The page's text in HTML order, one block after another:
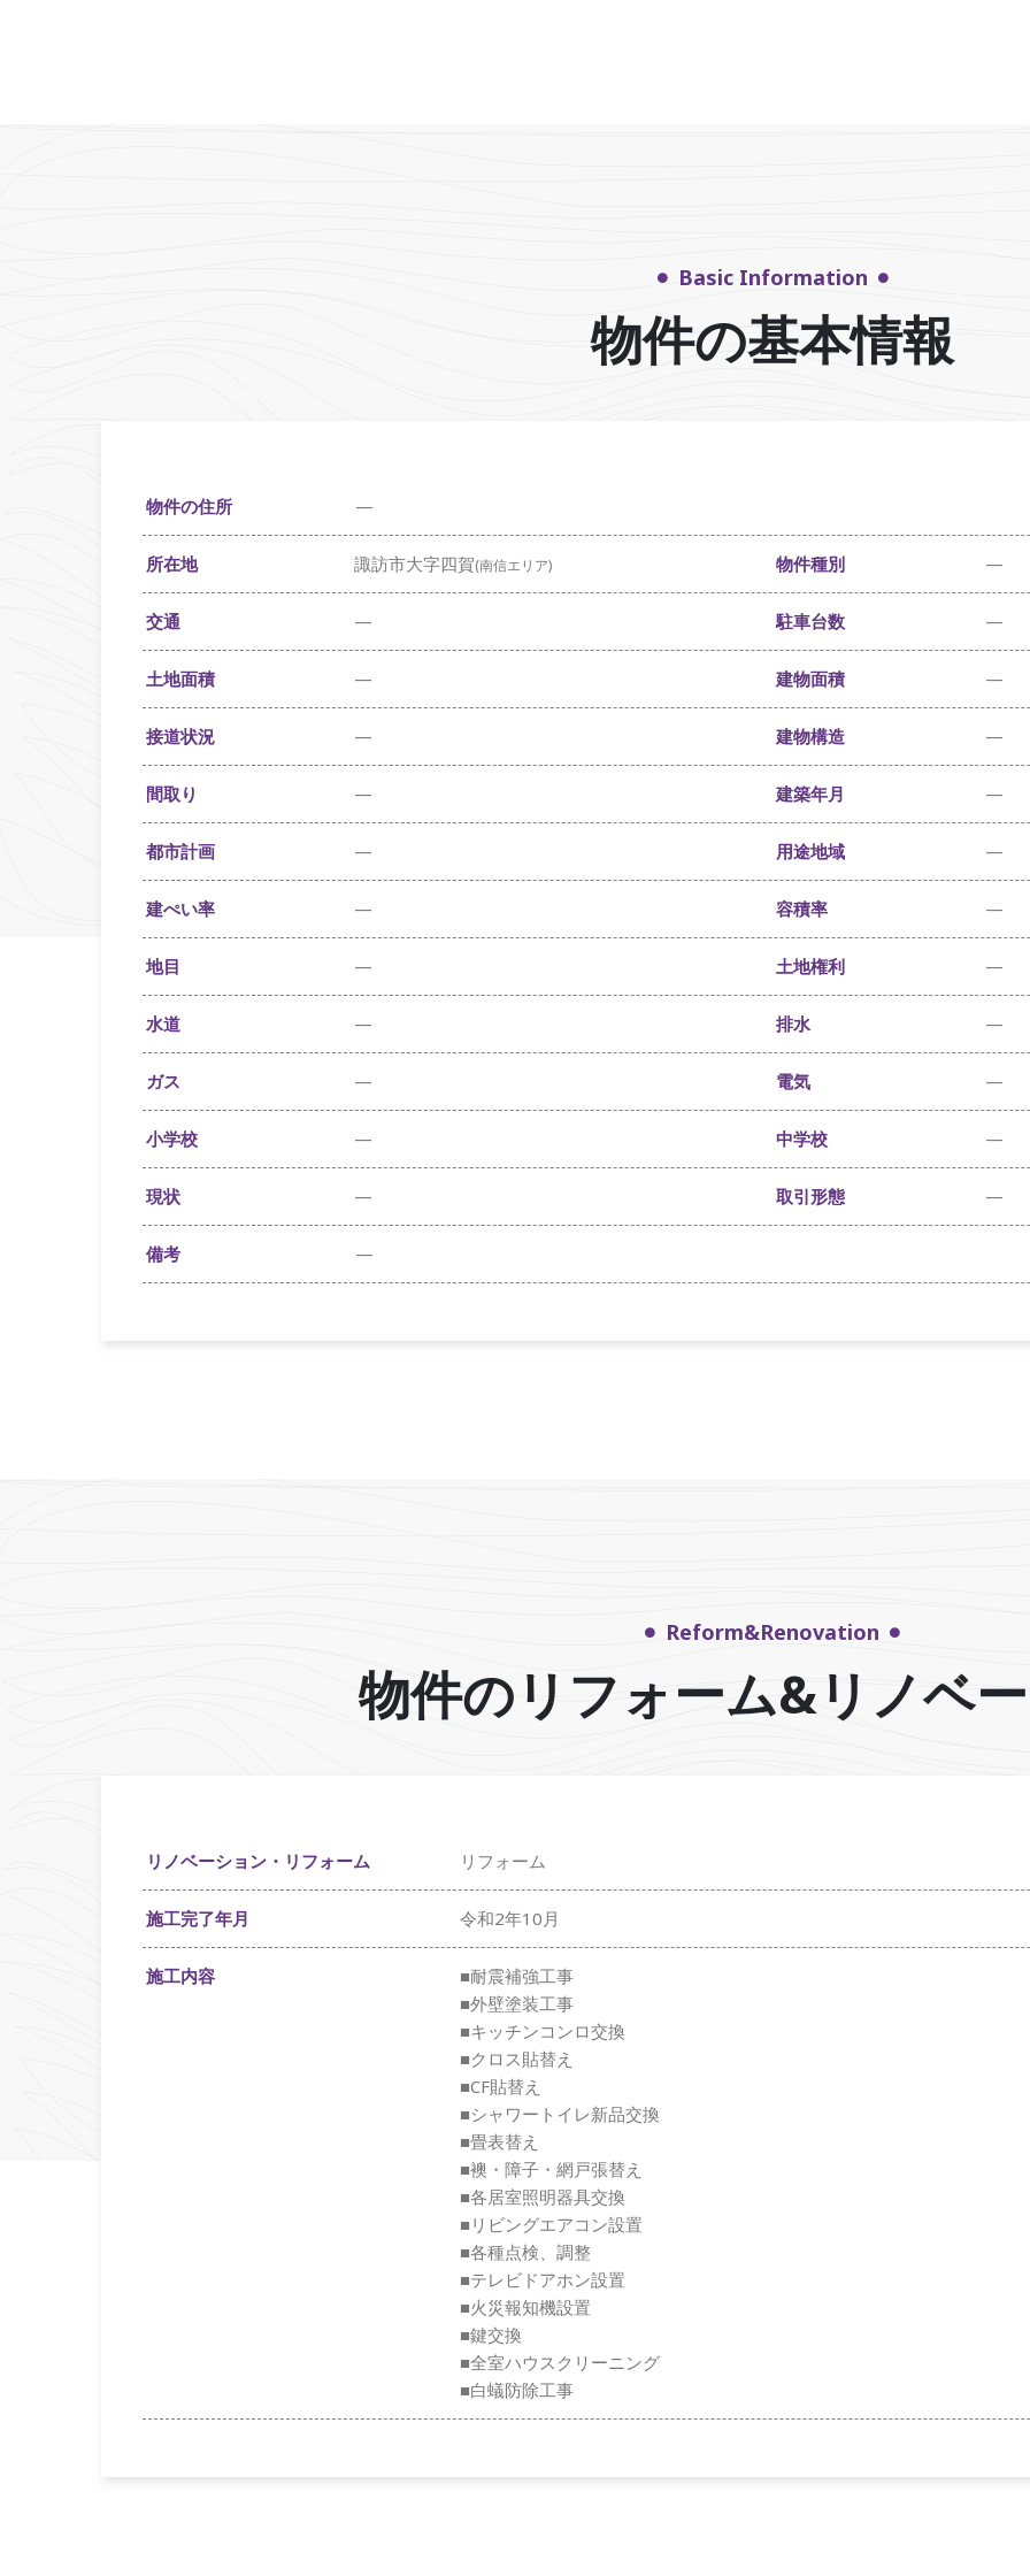
Basic Information
物件の基本情報
物件の住所 —
所在地 諏訪市大字四賀(南信エリア) 物件種別 —
交通 — 駐車台数 —
土地面積 — 建物面積 —
接道状況 — 建物構造 —
間取り — 建築年月 —
都市計画 — 用途地域 —
建ぺい率 — 容積率 —
地目 — 土地権利 —
水道 — 排水 —
ガス — 電気 —
小学校 — 中学校 —
現状 — 取引形態 —
備考 —
Reform&Renovation
物件のリフォーム&リノベ
リノベーション・リフォーム リフォーム
施工完了年月 令和2年10月
施工内容
■耐震補強工事
■外壁塗装工事
■キッチンコンロ交換
■クロス貼替え
■CF貼替え
■シャワートイレ新品交換
■畳表替え
■襖・障子・網戸張替え
■各居室照明器具交換
■リビングエアコン設置
■各種点検、調整
■テレビドアホン設置
■火災報知機設置
■鍵交換
■全室ハウスクリーニング
■白蟻防除工事